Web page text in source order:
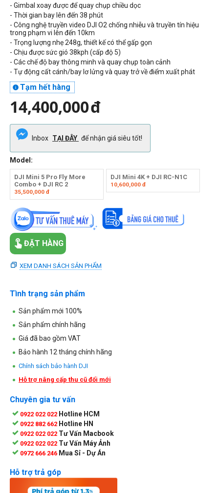
- Gimbal xoay được để quay chụp chiều dọc
- Thời gian bay lên đến 38 phút
- Công nghệ truyền video DJI O2 chống nhiễu và truyền tín hiệu
trong phạm vi lên đến 10km
- Trọng lượng nhẹ248g, thiết kế có thể gấp gọn
- Chịu được sức gió 38kph (cấp độ 5)
- Các chế độ bay thông minh và quay chụp toàn cảnh
- Tự động cất cánh/bay lơ lửng và quay trở về điểm xuất phát
Tạm hết hàng

14,400,000đ
Inbox TẠI ĐÂY để nhận giá siêu tốt!
Model:
DJI Mini 5 Pro Fly More
Combo + DJI RC 2
35,500,000 đ
DJI Mini 4K + DJI RC-N1C
10,600,000đ
ĐẶT HÀNG
XEM DANH SÁCH SẢN PHẨM
Tình trạng sản phẩm
Sản phẩm mới 100%
Sản phẩm chính hãng
Giá đã bao gồm VAT
Bảo hành 12 tháng chính hãng
Chính sách bảo hành DJI
Hỗ trợ nâng cấp thu cũ đổi mới
Chuyên gia tư vấn
0922 022 022 Hotline HCM
0922 882 662 Hotline HN
0922 022 022 Tư Vấn Macbook
0922 022 022 Tư Vấn Máy Ảnh
0972 666 246 Mua Sỉ - Dự Án
Hỗ trợ trả góp